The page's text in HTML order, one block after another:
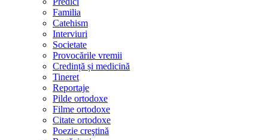
Familia
Catehism
Interviuri
Societate
Provocările vremii
Credință și medicină
Tineret
Reportaje
Pilde ortodoxe
Filme ortodoxe
Citate ortodoxe
Poezie creştină